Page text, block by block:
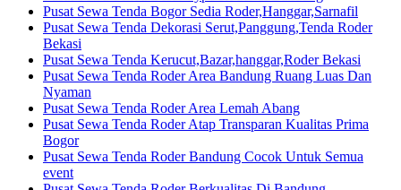
Pusat Sewa Tenda Bogor Sedia Roder,Hanggar,Sarnafil
Pusat Sewa Tenda Dekorasi Serut,Panggung,Tenda Roder
Bekasi
Pusat Sewa Tenda Kerucut,Bazar,hanggar,Roder Bekasi
Pusat Sewa Tenda Roder Area Bandung Ruang Luas Dan
Nyaman
Pusat Sewa Tenda Roder Area Lemah Abang
Pusat Sewa Tenda Roder Atap Transparan Kualitas Prima
Bogor
Pusat Sewa Tenda Roder Bandung Cocok Untuk Semua
event